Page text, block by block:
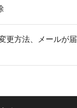
更方法、メールが